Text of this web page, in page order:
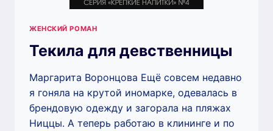
ЖЕНСКИЙ РОМАН
Текила для девственницы
Маргарита Воронцова Ещё совсем недавно
я гоняла на крутой иномарке, одевалась в
брендовую одежду и загорала на пляжах
Ниццы. А теперь работаю в клининге и по